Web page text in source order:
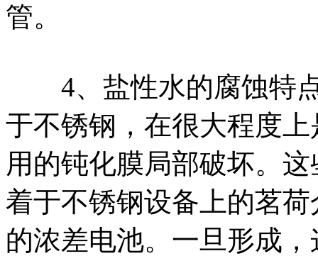
管。
4、盐性水的腐蚀特点
于不锈钢，在很大程度
用的钝化膜局部破坏。
着于不锈钢设备上的茗
的浓差电池。一旦形成